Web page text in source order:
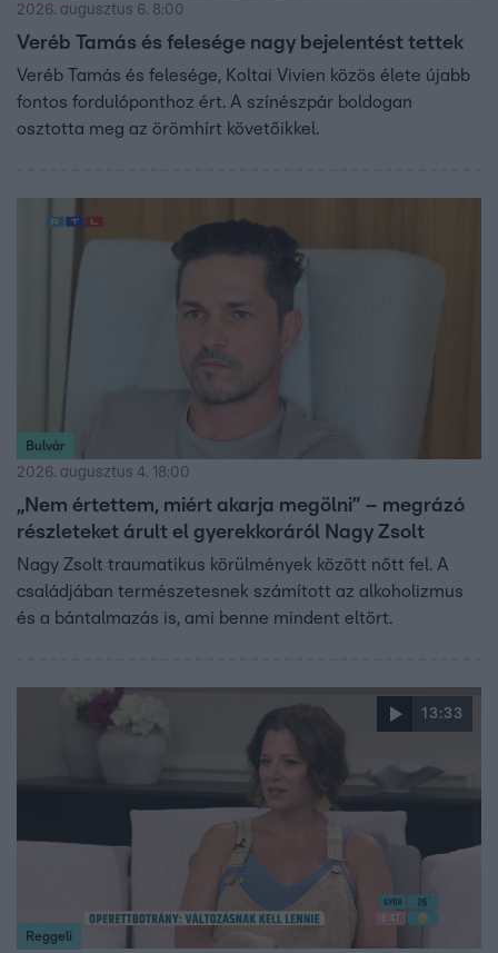
2026. augusztus 6. 8:00
Veréb Tamás és felesége nagy bejelentést tettek
Veréb Tamás és felesége, Koltai Vivien közös élete újabb
fontos fordulóponthoz ért. A színészpár boldogan
osztotta meg az örömhírt követőikkel.
Bulvár
2026. augusztus 4. 18:00
„Nem értettem, miért akarja megölni” – megrázó
részleteket árult el gyerekkoráról Nagy Zsolt
Nagy Zsolt traumatikus körülmények között nőtt fel. A
családjában természetesnek számított az alkoholizmus
és a bántalmazás is, ami benne mindent eltört.
13:33
Reggeli